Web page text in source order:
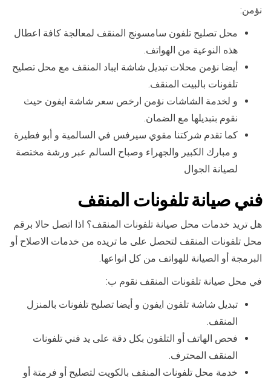
نؤمن:
محل تصليح تلفون سامسونج المنقف لمعالجة كافة اعطال
هذه النوعية من الهواتف.
أيضا نؤمن محلات تبديل شاشة ايباد المنقف مع محل تصليح
تلفونات بالبيت المنقف.
و لخدمة الشاشات نؤمن ارخص سعر شاشة ايفون حيث
نقوم بتبديلها مع الضمان.
كما تقدم شركتنا مقوي سيرفس في السالمية و أبو فطيرة
و مبارك الكبير والجهراء وصباح السالم عبر ورشة مختصة
لصيانة الجوال
فني صيانة تلفونات المنقف
هل تريد خدمات محل صيانة تلفونات المنقف؟ اذا اتصل حالا برقم
محل تلفونات المنقف لتحصل على ما تريده من خدمات الاصلاح أو
البرمجة أو الصيانة للهواتف من كل انواعها.
في محل صيانة تلفونات المنقف نقوم ب:
تبديل شاشة تلفون ايفون و أيضا تصليح تلفونات بالمنزل
المنقف.
فحص الهاتف أو التلفون بكل دقة على يد فني تلفونات
المنقف المحترف.
خدمة محل تلفونات المنقف بالكويت لتصليح أو فرمتة أو